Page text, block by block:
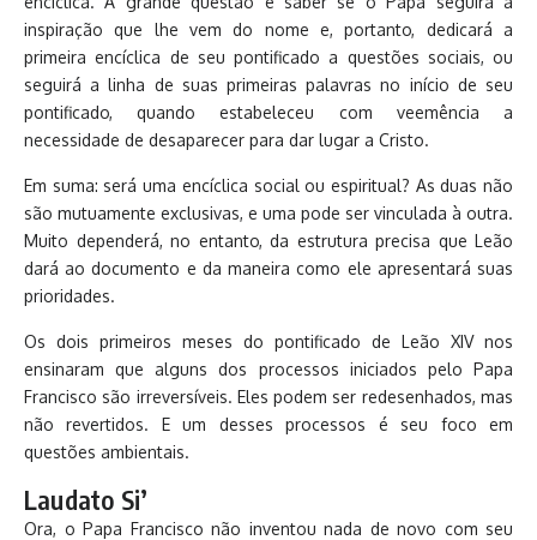
inspiração que lhe vem do nome e, portanto, dedicará a
primeira encíclica de seu pontificado a questões sociais, ou
seguirá a linha de suas primeiras palavras no início de seu
pontificado, quando estabeleceu com veemência a
necessidade de desaparecer para dar lugar a Cristo.
Em suma: será uma encíclica social ou espiritual? As duas não
são mutuamente exclusivas, e uma pode ser vinculada à outra.
Muito dependerá, no entanto, da estrutura precisa que Leão
dará ao documento e da maneira como ele apresentará suas
prioridades.
Os dois primeiros meses do pontificado de Leão XIV nos
ensinaram que alguns dos processos iniciados pelo Papa
Francisco são irreversíveis. Eles podem ser redesenhados, mas
não revertidos. E um desses processos é seu foco em
questões ambientais.
Laudato Si’
Ora, o Papa Francisco não inventou nada de novo com seu